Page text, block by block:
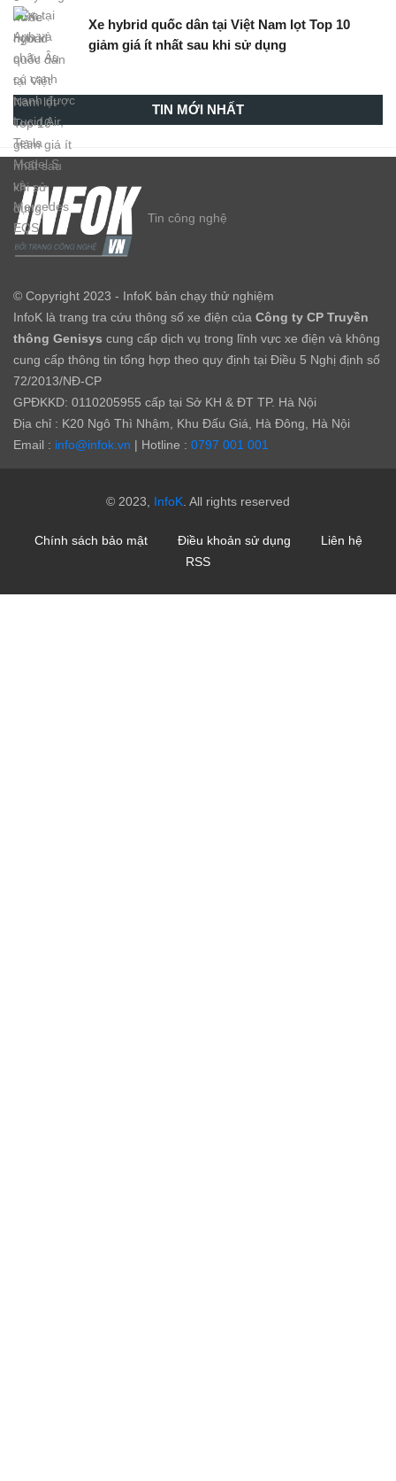
Xe hybrid quốc dân tại Việt Nam lọt Top 10
giảm giá ít nhất sau khi sử dụng
TIN MỚI NHẤT
Tin công nghệ
© Copyright 2023 - InfoK bản chạy thử nghiệm
InfoK là trang tra cứu thông số xe điện của Công ty CP Truyền
thông Genisys cung cấp dịch vụ trong lĩnh vực xe điện và không
cung cấp thông tin tổng hợp theo quy định tại Điều 5 Nghị định số
72/2013/NĐ-CP
GPĐKKD: 0110205955 cấp tại Sở KH & ĐT TP. Hà Nội
Địa chỉ : K20 Ngô Thì Nhậm, Khu Đấu Giá, Hà Đông, Hà Nội
Email : info@infok.vn | Hotline : 0797 001 001
© 2023, InfoK . All rights reserved
Chính sách bảo mật Điều khoản sử dụng
Liên hệ
RSS